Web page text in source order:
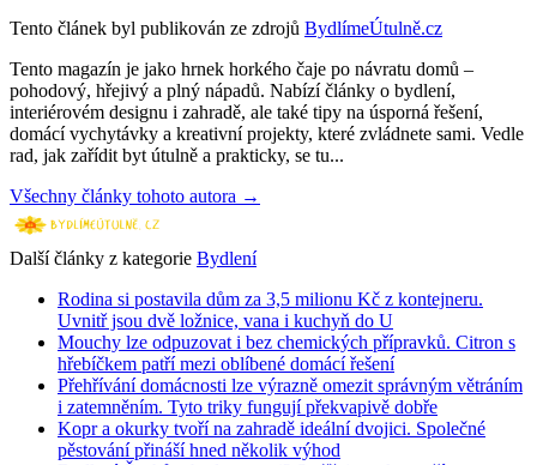
Tento článek byl publikován ze zdrojů BydlímeÚtulně.cz
Tento magazín je jako hrnek horkého čaje po návratu domů –
pohodový, hřejivý a plný nápadů. Nabízí články o bydlení,
interiérovém designu i zahradě, ale také tipy na úsporná řešení,
domácí vychytávky a kreativní projekty, které zvládnete sami. Vedle
rad, jak zařídit byt útulně a prakticky, se tu...
Všechny články tohoto autora →
Další články z kategorie Bydlení
Rodina si postavila dům za 3,5 milionu Kč z kontejneru.
Uvnitř jsou dvě ložnice, vana i kuchyň do U
Mouchy lze odpuzovat i bez chemických přípravků. Citron s
hřebíčkem patří mezi oblíbené domácí řešení
Přehřívání domácnosti lze výrazně omezit správným větráním
i zatemněním. Tyto triky fungují překvapivě dobře
Kopr a okurky tvoří na zahradě ideální dvojici. Společné
pěstování přináší hned několik výhod